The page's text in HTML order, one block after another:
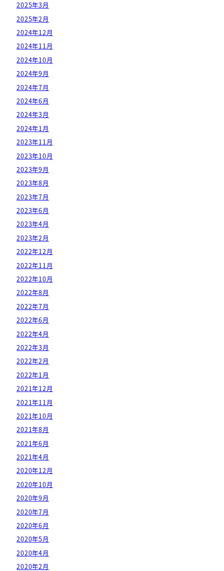
2025年3月
2025年2月
2024年12月
2024年11月
2024年10月
2024年9月
2024年7月
2024年6月
2024年3月
2024年1月
2023年11月
2023年10月
2023年9月
2023年8月
2023年7月
2023年6月
2023年4月
2023年2月
2022年12月
2022年11月
2022年10月
2022年8月
2022年7月
2022年6月
2022年4月
2022年3月
2022年2月
2022年1月
2021年12月
2021年11月
2021年10月
2021年8月
2021年6月
2021年4月
2020年12月
2020年10月
2020年9月
2020年7月
2020年6月
2020年5月
2020年4月
2020年2月